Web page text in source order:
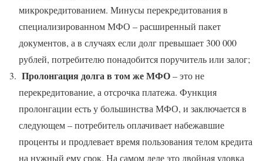
микрокредитованием. Минусы перекредитования в
специализированном МФО – расширенный пакет
документов, а в случаях если долг превышает 300 000
рублей, потребителю понадобится поручитель или залог;
Пролонгация долга в том же МФО– это не
перекредитование, а отсрочка платежа. Функция
пролонгации есть у большинства МФО, и заключается в
следующем – потребитель оплачивает набежавшие
проценты и продлевает время пользования телом кредита
на нужный ему срок. На самом деле это двойная уловка